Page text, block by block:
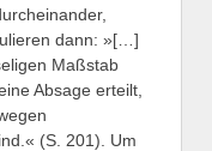
dann: »[…]
Maßstab
Absage erteilt,
(S. 201). Um